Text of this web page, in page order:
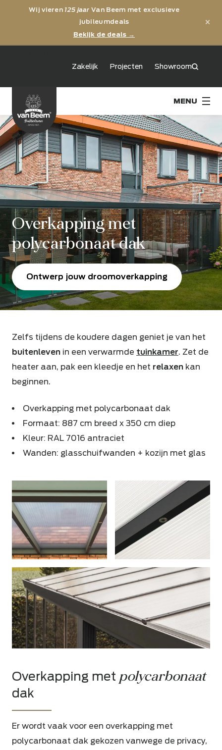
Wij vieren 125 jaar Van Beem met exclusieve
jubileumdeals
Bekijk de deals →
×
Zakelijk Projecten Showroom
Overkapping met
polycarbonaat dak
Ontwerp jouw droomoverkapping
Zelfs tijdens de koudere dagen geniet je van het
buitenleven in een verwarmde tuinkamer. Zet de
heater aan, pak een kleedje en het relaxen kan
beginnen.
Overkapping met polycarbonaat dak
Formaat: 887 cm breed x 350 cm diep
Kleur: RAL 7016 antraciet
Wanden: glasschuifwanden + kozijn met glas
Overkapping met polycarbonaat
dak
Er wordt vaak voor een overkapping met
polycarbonaat dak gekozen vanwege de privacy,